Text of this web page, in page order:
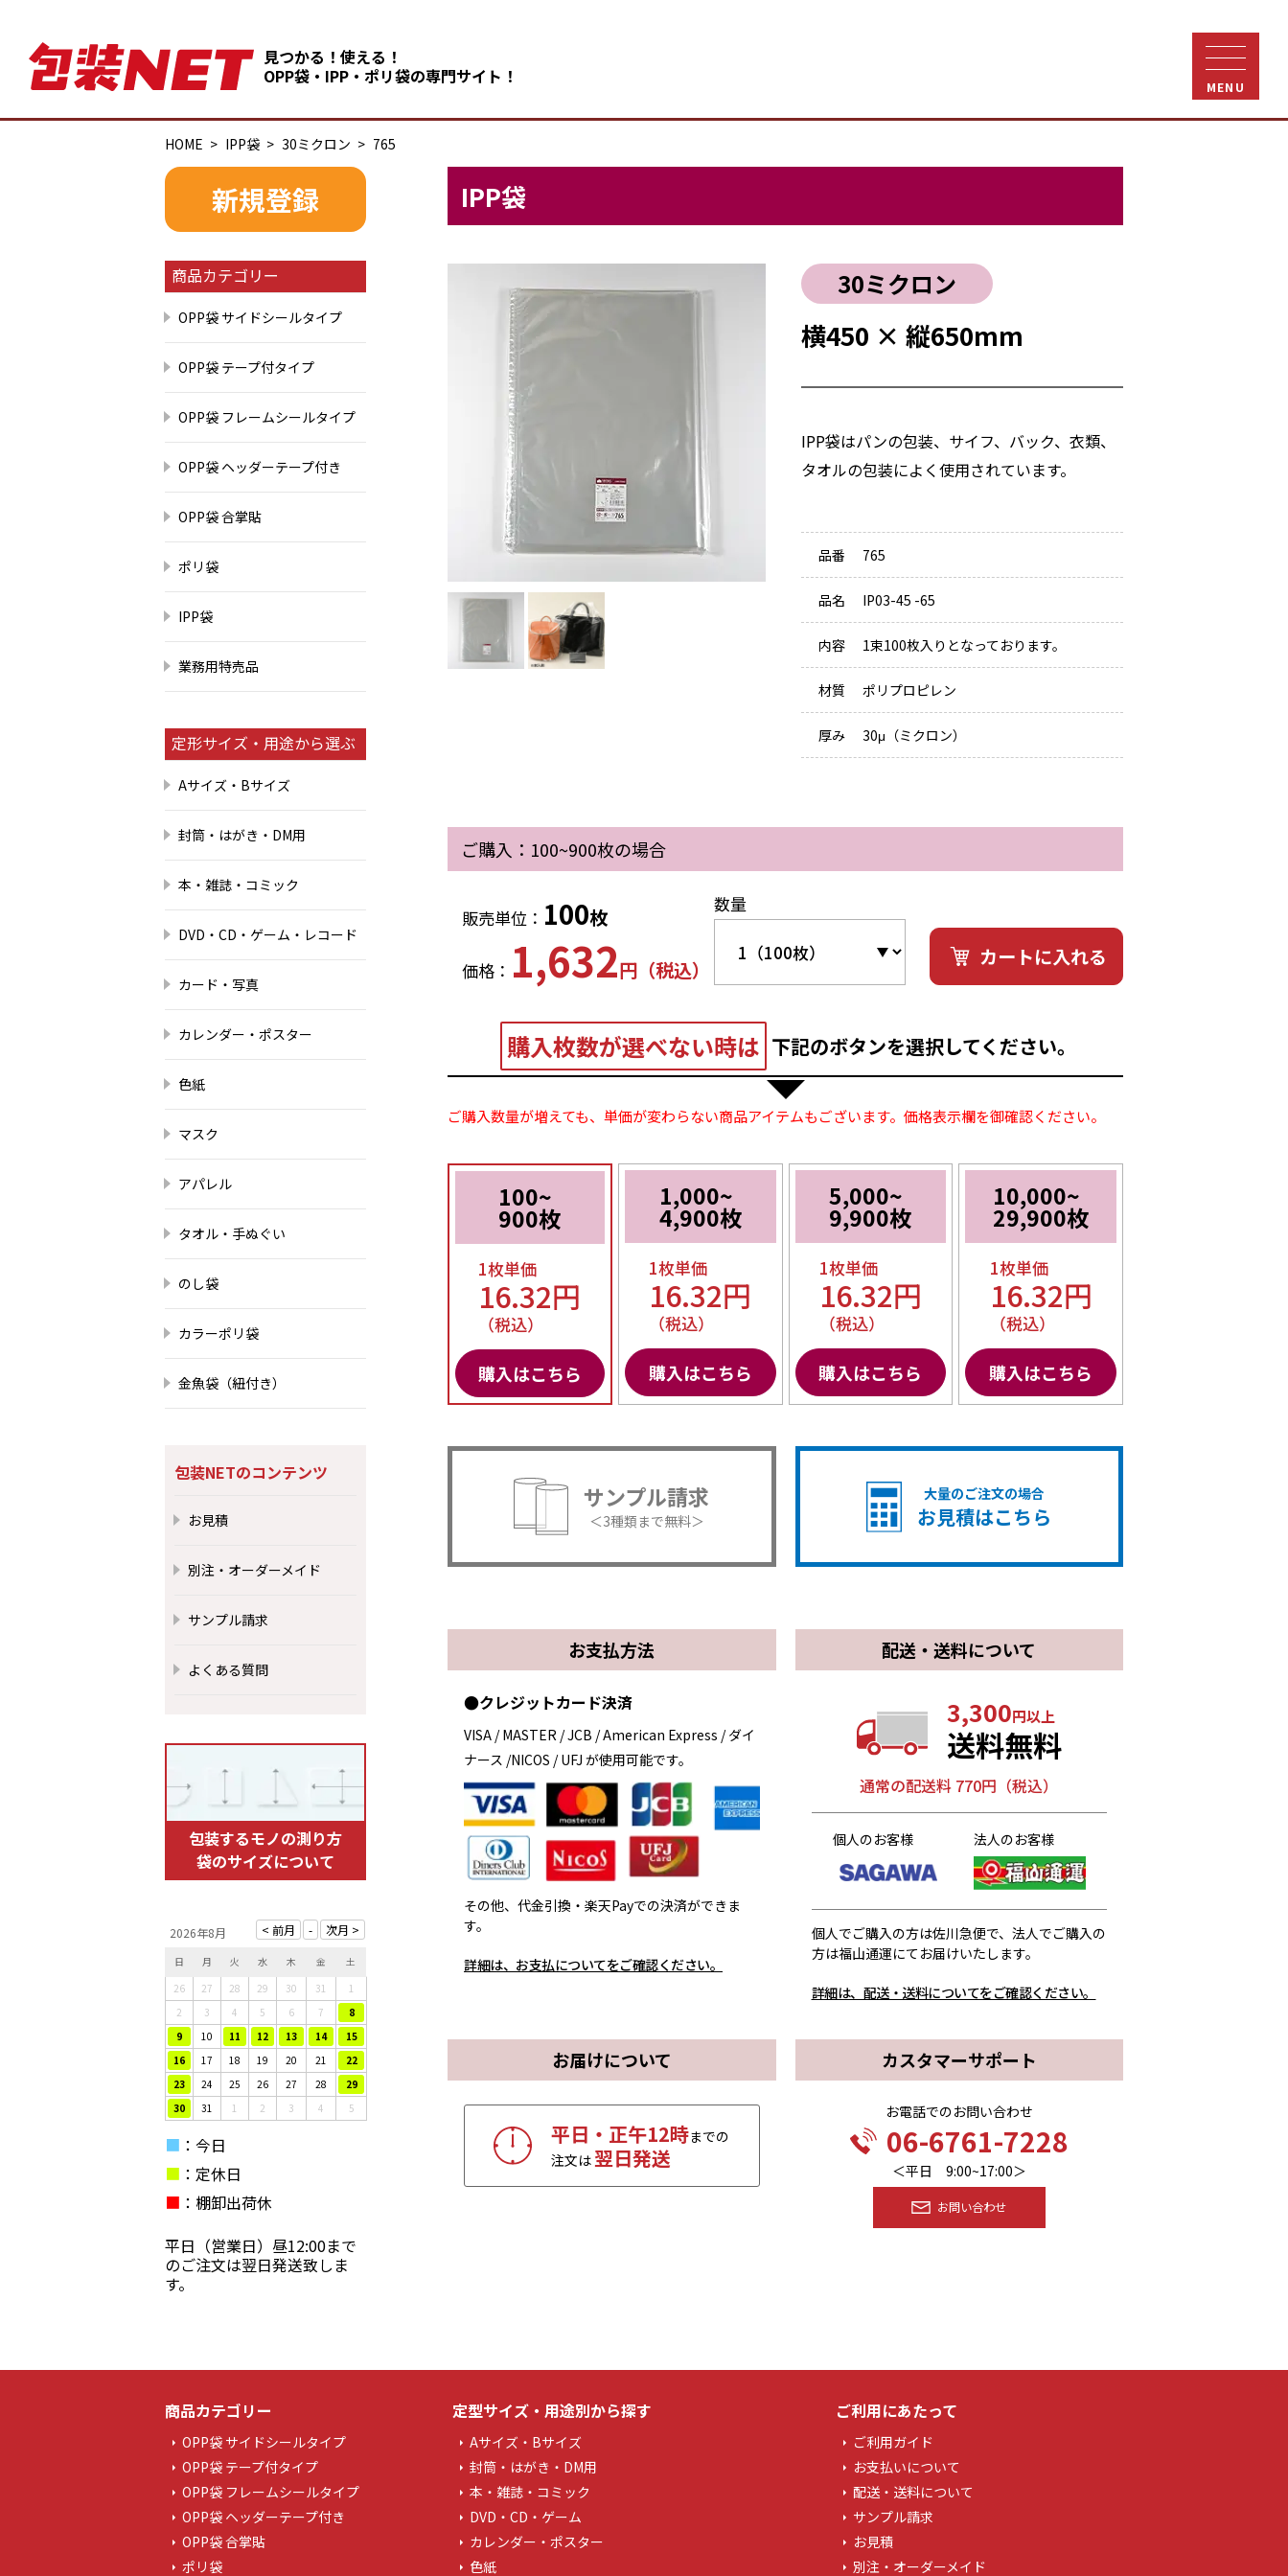
見つかる！使える！
OPP袋・IPP・ポリ袋の専門サイト！
MENU
HOME IPP袋 30ミクロン 765
新規登録
商品カテゴリー
OPP袋 サイドシールタイプ
OPP袋 テープ付タイプ
OPP袋 フレームシールタイプ
OPP袋 ヘッダーテープ付き
OPP袋 合掌貼
ポリ袋
IPP袋
業務用特売品
定形サイズ・用途から選ぶ
Aサイズ・Bサイズ
封筒・はがき・DM用
本・雑誌・コミック
DVD・CD・ゲーム・レコード
カード・写真
カレンダー・ポスター
色紙
マスク
アパレル
タオル・手ぬぐい
のし袋
カラーポリ袋
金魚袋（紐付き）
包装NETのコンテンツ
お見積
別注・オーダーメイド
サンプル請求
よくある質問
包装するモノの測り方
袋のサイズについて
2026年8月
日 月 火 水 木 金
土
26
27 28 29 30 31
1
2
3 4 5 6 7
8
9
10 11 12 13 14
15
16
17 18 19 20 21
22
23
24 25 26 27 28
29
30
31 1 2 3 4 5
■ ：今日
■ ：定休日
■ ：棚卸出荷休
平日（営業日）昼12:00まで
のご注文は翌日発送致しま
す。
IPP袋
30ミクロン
横450 × 縦650mm
IPP袋はパンの包装、サイフ、バック、衣類、
タオルの包装によく使用されています。
品番 765
品名 IP03-45 -65
内容 1束100枚入りとなっております。
材質 ポリプロピレン
厚み 30μ（ミクロン）
ご購入：100~900枚の場合
販売単位： 100枚
価格： 1,632円（税込）
数量
カートに入れる
購入枚数が選べない時は 下記のボタンを選択してください。
ご購入数量が増えても、単価が変わらない商品アイテムもございます。価格表示欄を御確認ください。
100~
900枚
1枚単価
16.32円
（税込）
購入はこちら
1,000~
4,900枚
1枚単価
16.32円
（税込）
購入はこちら
5,000~
9,900枚
1枚単価
16.32円
（税込）
購入はこちら
10,000~
29,900枚
1枚単価
16.32円
（税込）
購入はこちら
サンプル請求
＜3種類まで無料＞
大量のご注文の場合
お見積はこちら
お支払方法
●クレジットカード決済
VISA / MASTER / JCB / American Express / ダイ
ナース /NICOS / UFJ が使用可能です。
その他、代金引換・楽天Payでの決済ができま
す。
詳細は、お支払についてをご確認ください。
配送・送料について
3,300円以上
送料無料
通常の配送料 770円（税込）
個人のお客様 法人のお客様
個人でご購入の方は佐川急便で、法人でご購入の
方は福山通運にてお届けいたします。
詳細は、配送・送料についてをご確認ください。
お届けについて
平日・正午12時までの
注文は翌日発送
カスタマーサポート
お電話でのお問い合わせ
06-6761-7228
＜平日 9:00~17:00＞
お問い合わせ
商品カテゴリー
OPP袋 サイドシールタイプ
OPP袋 テープ付タイプ
OPP袋 フレームシールタイプ
OPP袋 ヘッダーテープ付き
OPP袋 合掌貼
ポリ袋
定型サイズ・用途別から探す
Aサイズ・Bサイズ
封筒・はがき・DM用
本・雑誌・コミック
DVD・CD・ゲーム
カレンダー・ポスター
色紙
ご利用にあたって
ご利用ガイド
お支払いについて
配送・送料について
サンプル請求
お見積
別注・オーダーメイド